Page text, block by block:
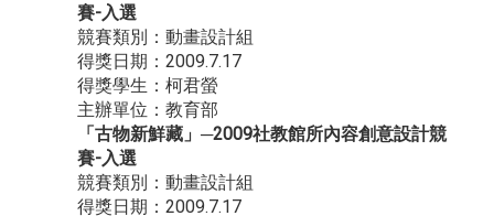
賽-入選
競賽類別：動畫設計組
得獎日期：2009.7.17
得獎學生：柯君螢
主辦單位：教育部
「古物新鮮藏」─2009社教館所內容創意設計競
賽-入選
競賽類別：動畫設計組
得獎日期：2009.7.17